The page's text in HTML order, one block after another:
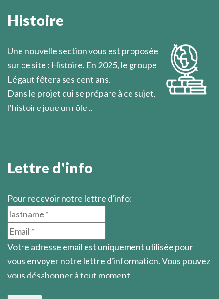
spontanément s’abandonnent à la routine des
Marcel Légaut
Histoire
Une nouvelle section vous est proposée
sur ce site : Histoire. En 2025, le groupe
Légaut fêtera ses cent ans.
Dans le projet qui se prépare à ce sujet,
l’histoire joue un rôle...
Lettre d'info
Pour recevoir notre lettre d'info:
Votre adresse email est uniquement utilisée pour
vous envoyer notre lettre d'information. Vous pouvez
vous désabonner à tout moment.